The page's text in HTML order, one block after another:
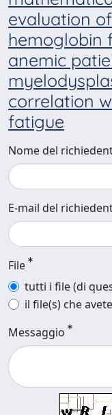
evaluation
hemoglobin
anemic
correlation
fatigue
Nome del
E-mail del
File
tutti i file (di
il file(s) che
Messaggio